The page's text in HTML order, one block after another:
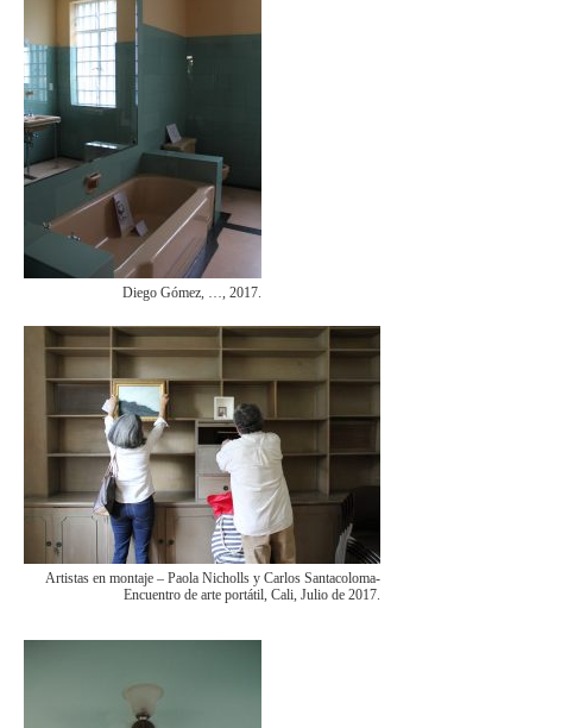
Diego Gómez, …, 2017.
Artistas en montaje – Paola Nicholls y Carlos Santacoloma-
Encuentro de arte portátil, Cali, Julio de 2017.